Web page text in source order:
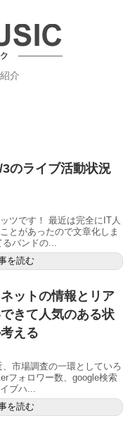
介
のライブ活動状況
ツです！ 最近は完全にIT人
とがあったので文章化しま
バンドの...
を読む
ットの情報とリア
きて人気のある状
える
市場調査の一環としていろ
フォロワー数、google検索
ブハ...
を読む